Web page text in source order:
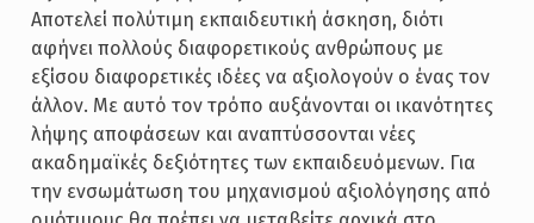
Αποτελεί πολύτιμη εκπαιδευτική άσκηση, διότι
αφήνει πολλούς διαφορετικούς ανθρώπους με
εξίσου διαφορετικές ιδέες να αξιολογούν ο ένας τον
άλλον. Με αυτό τον τρόπο αυξάνονται οι ικανότητες
λήψης αποφάσεων και αναπτύσσονται νέες
ακαδημαϊκές δεξιότητες των εκπαιδευόμενων. Για
την ενσωμάτωση του μηχανισμού αξιολόγησης από